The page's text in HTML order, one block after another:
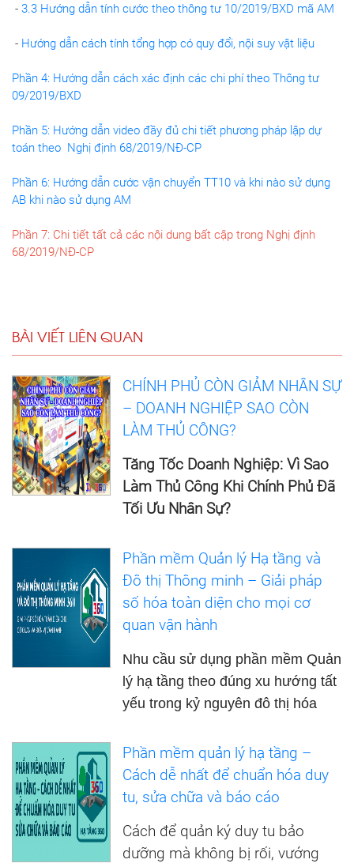
- 3.3 Hướng dẫn tính cước theo thông tư 10/2019/BXD mã AM
- Hướng dẫn cách tính tổng hợp có quy đổi, nội suy vật liệu
Phần 4: Hướng dẫn cách xác định các chi phí theo Thông tư
09/2019/BXD
Phần 5: Hướng dẫn video đầy đủ chi tiết phương pháp lập dự
toán theo Nghị định 68/2019/NĐ-CP
Phần 6: Hướng dẫn cước vận chuyển TT10 và khi nào sử dụng
AB khi nào sử dụng AM
Phần 7: Chi tiết tất cả các nội dung bất cập trong Nghị định
68/2019/NĐ-CP
BÀI VIẾT LIÊN QUAN
CHÍNH PHỦ CÒN GIẢM NHÂN SỰ
– DOANH NGHIỆP SAO CÒN
LÀM THỦ CÔNG?
Tăng Tốc Doanh Nghiệp: Vì Sao
Làm Thủ Công Khi Chính Phủ Đã
Tối Ưu Nhân Sự?
Phần mềm Quản lý Hạ tầng và
Đô thị Thông minh – Giải pháp
số hóa toàn diện cho mọi cơ
quan vận hành
Nhu cầu sử dụng phần mềm Quản
lý hạ tầng theo đúng xu hướng tất
yếu trong kỷ nguyên đô thị hóa
Phần mềm quản lý hạ tầng –
Cách dễ nhất để chuẩn hóa duy
tu, sửa chữa và báo cáo
Cách để quản ký duy tu bảo
dưỡng mà không bị rối, vướng